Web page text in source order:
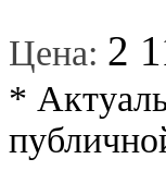
Цена: 2
*